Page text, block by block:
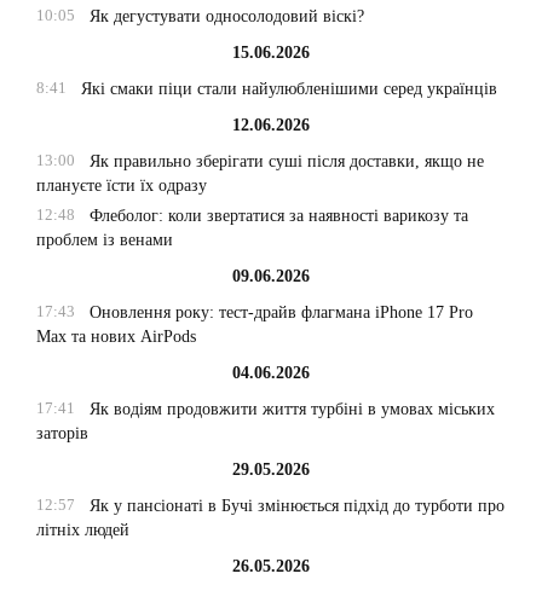
10:05
Як дегустувати односолодовий віскі?
15.06.2026
8:41
Які смаки піци стали найулюбленішими серед українців
12.06.2026
13:00
Як правильно зберігати суші після доставки, якщо не
плануєте їсти їх одразу
12:48
Флеболог: коли звертатися за наявності варикозу та
проблем із венами
09.06.2026
17:43
Оновлення року: тест-драйв флагмана iPhone 17 Pro
Max та нових AirPods
04.06.2026
17:41
Як водіям продовжити життя турбіні в умовах міських
заторів
29.05.2026
12:57
Як у пансіонаті в Бучі змінюється підхід до турботи про
літніх людей
26.05.2026